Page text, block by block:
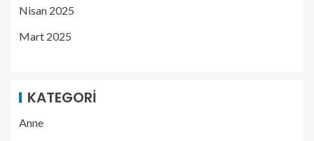
Nisan 2025
Mart 2025
KATEGORI
Anne